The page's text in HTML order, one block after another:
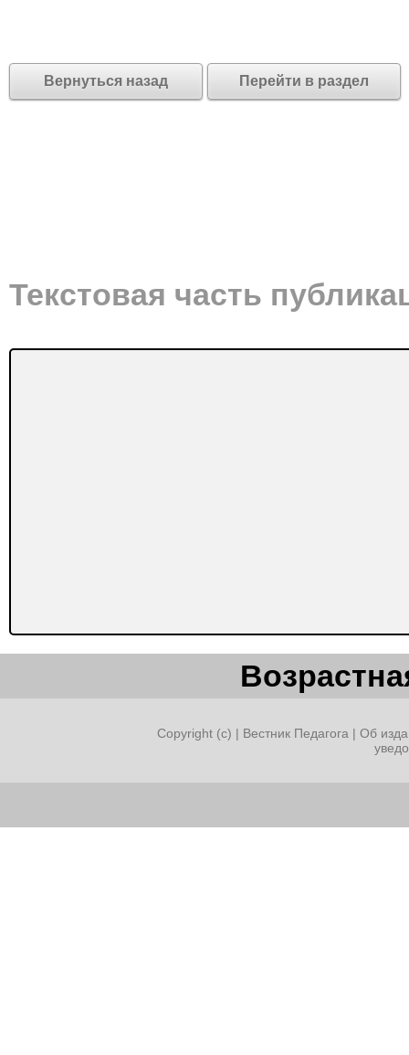
Вернуться назад Перейти в раздел
Текстовая часть
Copyright (c) | Вестник Педагога | Об